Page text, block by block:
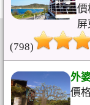
價
屏
(798)
外
價